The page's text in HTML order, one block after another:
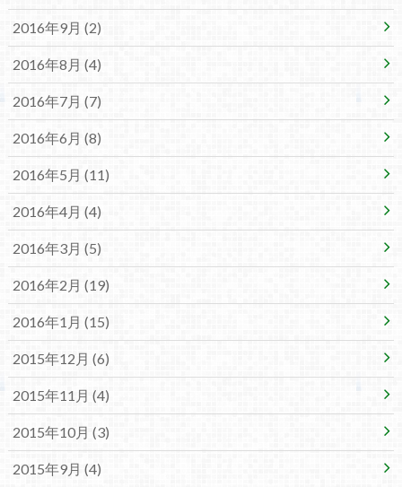
2016年9月 (2)
2016年8月 (4)
2016年7月 (7)
2016年6月 (8)
2016年5月 (11)
2016年4月 (4)
2016年3月 (5)
2016年2月 (19)
2016年1月 (15)
2015年12月 (6)
2015年11月 (4)
2015年10月 (3)
2015年9月 (4)